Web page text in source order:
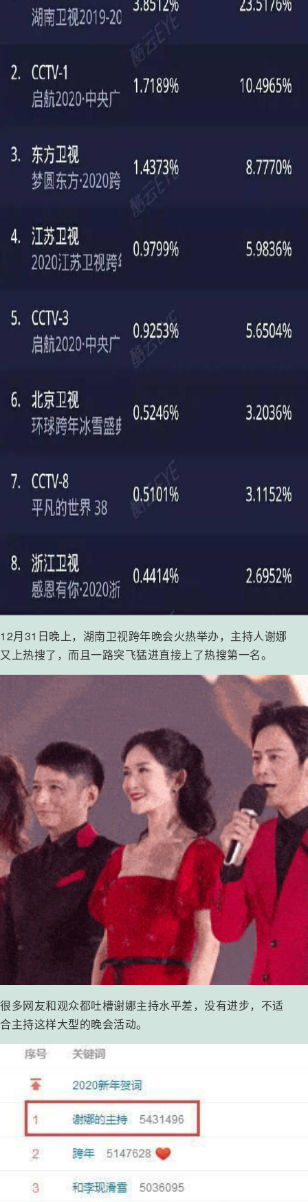
12月31日晚上，湖南卫视跨年晚会火热举办，主持人谢娜
又上热搜了，而且一路突飞猛进直接上了热搜第一名。
很多网友和观众都吐槽谢娜主持水平差，没有进步，不适
合主持这样大型的晚会活动。